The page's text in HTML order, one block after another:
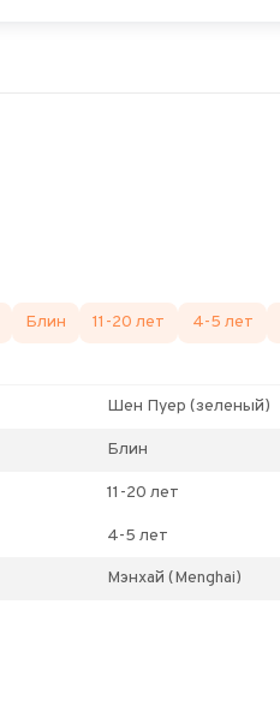
Блин 11-20 лет 4-5 лет
Шен Пуер (зеленый)
Блин
11-20 лет
4-5 лет
Мэнхай (Menghai)